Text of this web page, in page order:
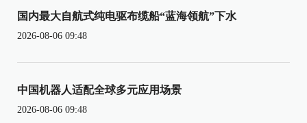
国内最大自航式纯电驱布缆船“蓝海领航”下水
2026-08-06 09:48
中国机器人适配全球多元应用场景
2026-08-06 09:48